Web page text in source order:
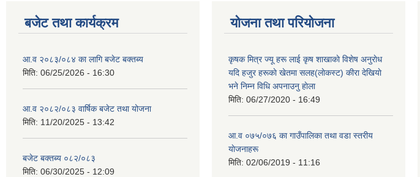
बजेट तथा कार्यक्रम
आ.व २०८३/०८४ का लागि बजेट बक्तब्य
मिति: 06/25/2026 - 16:30
आ.व २०८२/०८३ वार्षिक बजेट तथा योजना
मिति: 11/20/2025 - 13:42
बजेट बक्तब्य ०८२/०८३
मिति: 06/30/2025 - 12:09
योजना तथा परियोजना
कृषक मित्र ज्यू हरू लाई कृष शाखाकाे विशेष अनुराेध
यदि हजुर हरूकाे खेतमा सलह(लाेकस्ट) कीरा देखियाे
भने निम्न विधि अपनाउनु हाेला
मिति: 06/27/2020 - 16:49
आ‍.व ०७५/०७६ का गाउँपालिका तथा वडा स्तरीय
याेजनाहरू
मिति: 02/06/2019 - 11:16